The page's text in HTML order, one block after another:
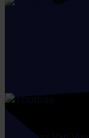
Ga naar Kirby